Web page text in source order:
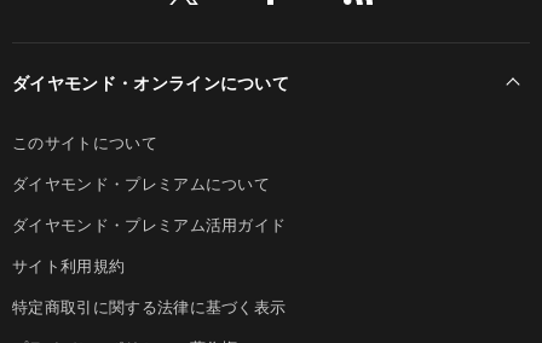
ダイヤモンド・オンラインについて
このサイトについて
ダイヤモンド・プレミアムについて
ダイヤモンド・プレミアム活用ガイド
サイト利用規約
特定商取引に関する法律に基づく表示